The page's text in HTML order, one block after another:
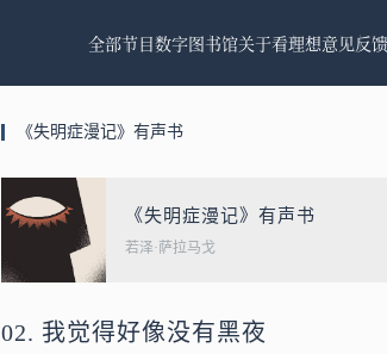
全部节目数字图书馆关于看理想意见反
《失明症漫记》有声书
《失明症漫记》有声书
若泽·萨拉马戈
02. 我觉得好像没有黑夜